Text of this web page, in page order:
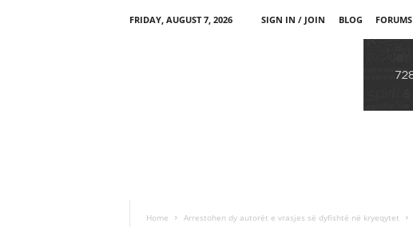
FRIDAY, AUGUST 7, 2026 SIGN IN / JOIN BLOG FORUMS
Home Arrestohen dy autorët e vrasjes së dyfishtë në kryeqytet